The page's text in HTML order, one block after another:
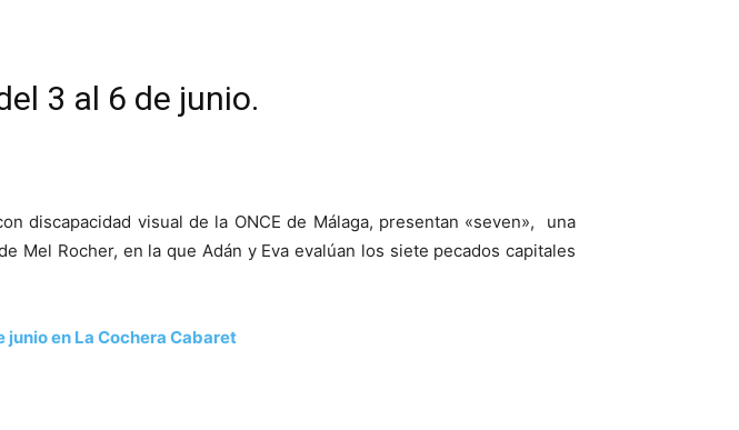
3 al 6 de junio.
discapacidad visual de la ONCE de Málaga, presentan «seven», una
Mel Rocher, en la que Adán y Eva evalúan los siete pecados capitales